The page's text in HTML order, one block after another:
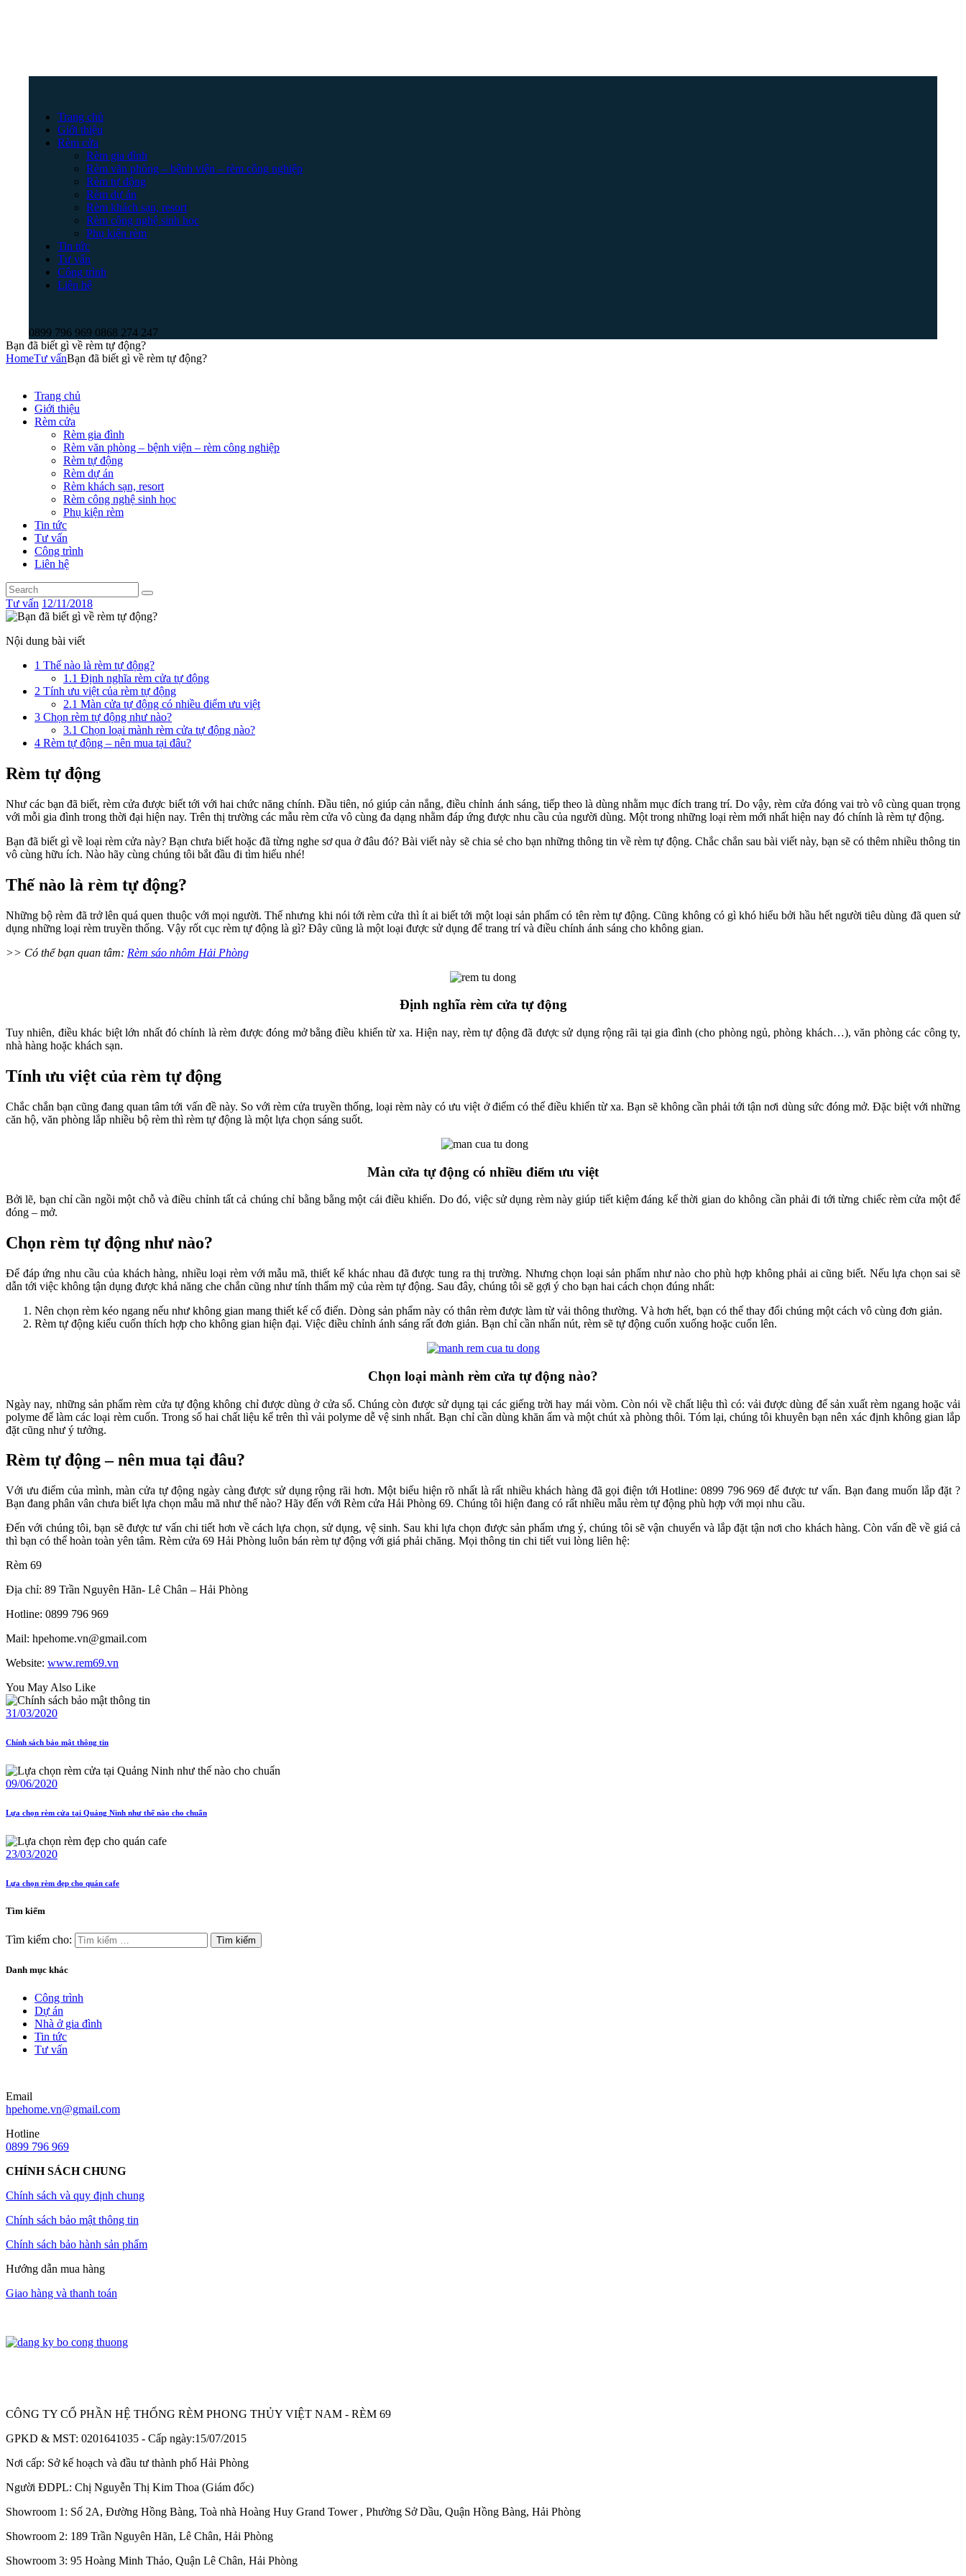
Trang chủ
Giới thiệu
Rèm cửa
Rèm gia đình
Rèm văn phòng – bệnh viện – rèm công nghiệp
Rèm tự động
Rèm dự án
Rèm khách sạn, resort
Rèm công nghệ sinh học
Phụ kiện rèm
Tin tức
Tư vấn
Công trình
Liên hệ
0899 796 969 0868 274 247
Bạn đã biết gì về rèm tự động?
HomeTư vấnBạn đã biết gì về rèm tự động?
Trang chủ
Giới thiệu
Rèm cửa
Rèm gia đình
Rèm văn phòng – bệnh viện – rèm công nghiệp
Rèm tự động
Rèm dự án
Rèm khách sạn, resort
Rèm công nghệ sinh học
Phụ kiện rèm
Tin tức
Tư vấn
Công trình
Liên hệ
Tư vấn 12/11/2018
Nội dung bài viết
1 Thế nào là rèm tự động?
1.1 Định nghĩa rèm cửa tự động
2 Tính ưu việt của rèm tự động
2.1 Màn cửa tự động có nhiều điểm ưu việt
3 Chọn rèm tự động như nào?
3.1 Chọn loại mành rèm cửa tự động nào?
4 Rèm tự động – nên mua tại đâu?
Rèm tự động
Như các bạn đã biết, rèm cửa được biết tới với hai chức năng chính. Đầu tiên, nó giúp cản nắng, điều chỉnh ánh sáng, tiếp theo là dùng nhằm mục đích trang trí. Do vậy, rèm cửa đóng vai trò vô cùng quan trọng
với mỗi gia đình trong thời đại hiện nay. Trên thị trường các mẫu rèm cửa vô cùng đa dạng nhằm đáp ứng được nhu cầu của người dùng. Một trong những loại rèm mới nhất hiện nay đó chính là rèm tự động.
Bạn đã biết gì về loại rèm cửa này? Bạn chưa biết hoặc đã từng nghe sơ qua ở đâu đó? Bài viết này sẽ chia sẻ cho bạn những thông tin về rèm tự động. Chắc chắn sau bài viết này, bạn sẽ có thêm nhiều thông tin
vô cùng hữu ích. Nào hãy cùng chúng tôi bắt đầu đi tìm hiểu nhé!
Thế nào là rèm tự động?
Những bộ rèm đã trở lên quá quen thuộc với mọi người. Thế nhưng khi nói tới rèm cửa thì ít ai biết tới một loại sản phẩm có tên rèm tự động. Cũng không có gì khó hiểu bởi hầu hết người tiêu dùng đã quen sử
dụng những loại rèm truyền thống. Vậy rốt cục rèm tự động là gì? Đây cũng là một loại được sử dụng để trang trí và điều chính ánh sáng cho không gian.
>> Có thể bạn quan tâm: Rèm sáo nhôm Hải Phòng
Định nghĩa rèm cửa tự động
Tuy nhiên, điều khác biệt lớn nhất đó chính là rèm được đóng mở bằng điều khiển từ xa. Hiện nay, rèm tự động đã được sử dụng rộng rãi tại gia đình (cho phòng ngủ, phòng khách…), văn phòng các công ty,
nhà hàng hoặc khách sạn.
Tính ưu việt của rèm tự động
Chắc chắn bạn cũng đang quan tâm tới vấn đề này. So với rèm cửa truyền thống, loại rèm này có ưu việt ở điểm có thể điều khiển từ xa. Bạn sẽ không cần phải tới tận nơi dùng sức đóng mở. Đặc biệt với những
căn hộ, văn phòng lắp nhiều bộ rèm thì rèm tự động là một lựa chọn sáng suốt.
Màn cửa tự động có nhiều điểm ưu việt
Bởi lẽ, bạn chỉ cần ngồi một chỗ và điều chỉnh tất cả chúng chỉ bằng bằng một cái điều khiển. Do đó, việc sử dụng rèm này giúp tiết kiệm đáng kể thời gian do không cần phải đi tới từng chiếc rèm cửa một để
đóng – mở.
Chọn rèm tự động như nào?
Để đáp ứng nhu cầu của khách hàng, nhiều loại rèm với mẫu mã, thiết kế khác nhau đã được tung ra thị trường. Nhưng chọn loại sản phẩm như nào cho phù hợp không phải ai cũng biết. Nếu lựa chọn sai sẽ
dẫn tới việc không tận dụng được khả năng che chắn cũng như tính thẩm mỹ của rèm tự động. Sau đây, chúng tôi sẽ gợi ý cho bạn hai cách chọn đúng nhất:
Nên chọn rèm kéo ngang nếu như không gian mang thiết kế cổ điển. Dòng sản phẩm này có thân rèm được làm từ vải thông thường. Và hơn hết, bạn có thể thay đổi chúng một cách vô cùng đơn giản.
Rèm tự động kiểu cuốn thích hợp cho không gian hiện đại. Việc điều chỉnh ánh sáng rất đơn giản. Bạn chỉ cần nhấn nút, rèm sẽ tự động cuốn xuống hoặc cuốn lên.
Chọn loại mành rèm cửa tự động nào?
Ngày nay, những sản phẩm rèm cửa tự động không chỉ được dùng ở cửa sổ. Chúng còn được sử dụng tại các giếng trời hay mái vòm. Còn nói về chất liệu thì có: vải được dùng để sản xuất rèm ngang hoặc vải
polyme để làm các loại rèm cuốn. Trong số hai chất liệu kể trên thì vải polyme dễ vệ sinh nhất. Bạn chỉ cần dùng khăn ẩm và một chút xà phòng thôi. Tóm lại, chúng tôi khuyên bạn nên xác định không gian lắp
đặt cũng như ý tưởng.
Rèm tự động – nên mua tại đâu?
Với ưu điểm của mình, màn cửa tự động ngày càng được sử dụng rộng rãi hơn. Một biểu hiện rõ nhất là rất nhiều khách hàng đã gọi điện tới Hotline: 0899 796 969 để được tư vấn. Bạn đang muốn lắp đặt ?
Bạn đang phân vân chưa biết lựa chọn mẫu mã như thế nào? Hãy đến với Rèm cửa Hải Phòng 69. Chúng tôi hiện đang có rất nhiều mẫu rèm tự động phù hợp với mọi nhu cầu.
Đến với chúng tôi, bạn sẽ được tư vấn chi tiết hơn về cách lựa chọn, sử dụng, vệ sinh. Sau khi lựa chọn được sản phẩm ưng ý, chúng tôi sẽ vận chuyển và lắp đặt tận nơi cho khách hàng. Còn vấn đề về giá cả
thì bạn có thể hoàn toàn yên tâm. Rèm cửa 69 Hải Phòng luôn bán rèm tự động với giá phải chăng. Mọi thông tin chi tiết vui lòng liên hệ:
Rèm 69
Địa chỉ: 89 Trần Nguyên Hãn- Lê Chân – Hải Phòng
Hotline: 0899 796 969
Mail: hpehome.vn@gmail.com
Website: www.rem69.vn
You May Also Like
31/03/2020
Chính sách bảo mật thông tin
09/06/2020
Lựa chọn rèm cửa tại Quảng Ninh như thế nào cho chuẩn
23/03/2020
Lựa chọn rèm đẹp cho quán cafe
Tìm kiếm
Tìm kiếm cho:
Danh mục khác
Công trình
Dự án
Nhà ở gia đình
Tin tức
Tư vấn
Email
hpehome.vn@gmail.com
Hotline
0899 796 969
CHÍNH SÁCH CHUNG
Chính sách và quy định chung
Chính sách bảo mật thông tin
Chính sách bảo hành sản phẩm
Hướng dẫn mua hàng
Giao hàng và thanh toán
CÔNG TY CỔ PHẦN HỆ THỐNG RÈM PHONG THỦY VIỆT NAM - RÈM 69
GPKD & MST: 0201641035 - Cấp ngày:15/07/2015
Nơi cấp: Sở kế hoạch và đầu tư thành phố Hải Phòng
Người ĐDPL: Chị Nguyễn Thị Kim Thoa (Giám đốc)
Showroom 1: Số 2A, Đường Hồng Bàng, Toà nhà Hoàng Huy Grand Tower , Phường Sở Dầu, Quận Hồng Bàng, Hải Phòng
Showroom 2: 189 Trần Nguyên Hãn, Lê Chân, Hải Phòng
Showroom 3: 95 Hoàng Minh Thảo, Quận Lê Chân, Hải Phòng